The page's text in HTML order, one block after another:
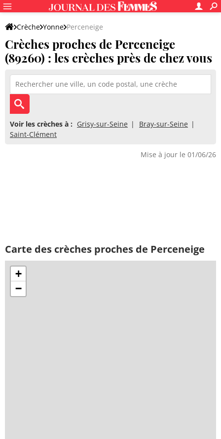
Crèche Yonne Perceneige
Crèches proches de Perceneige
(89260) : les crèches près de chez vous
Voir les crèches à : Grisy-sur-Seine
Bray-sur-Seine
Saint-Clément
Mise à jour le 01/06/26
Carte des crèches proches de Perceneige
+
−